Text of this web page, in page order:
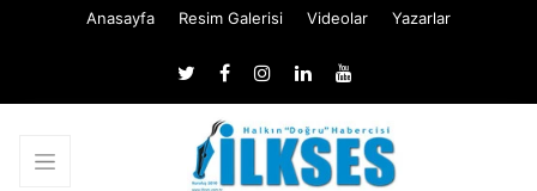
Anasayfa Resim Galerisi Videolar Yazarlar